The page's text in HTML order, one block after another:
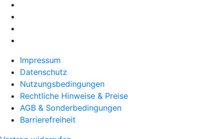
Impressum
Datenschutz
Nutzungsbedingungen
Rechtliche Hinweise & Preise
AGB & Sonderbedingungen
Barrierefreiheit